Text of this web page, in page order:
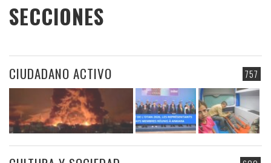
SECCIONES
757
CIUDADANO ACTIVO